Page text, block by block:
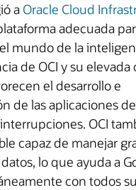
a Oracle Cloud
adecuada
mundo de la
de OCI y su elevada
el desarrollo e
de las aplicaciones
OCI
capaz de manejar
lo que ayuda a
con todos